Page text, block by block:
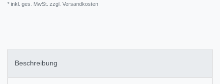
* inkl. ges. MwSt. zzgl. Versandkosten
Beschreibung